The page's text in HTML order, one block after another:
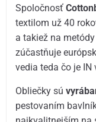
Spoločnosť
textilom už 40
a takiež na
zúčastňuje
vedia teda čo je IN
Obliečky sú
pestovaním